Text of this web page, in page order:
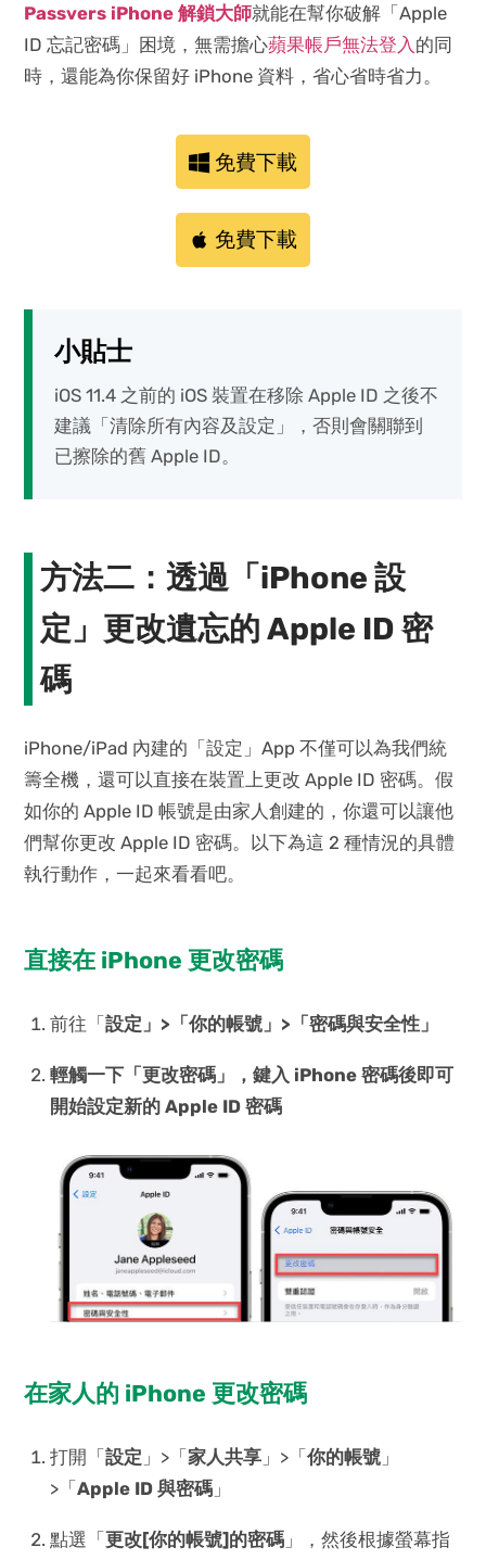
Passvers iPhone 解鎖大師就能在幫你破解「Apple
ID 忘記密碼」困境，無需擔心蘋果帳戶無法登入 的同
時，還能為你保留好 iPhone 資料，省心省時省力。
免費下載
免費下載
小貼士
iOS 11.4 之前的 iOS 裝置在移除 Apple ID 之後不
建議「清除所有內容及設定」，否則會關聯到
已擦除的舊 Apple ID。
方法二：透過「iPhone 設
定」更改遺忘的 Apple ID 密
碼
iPhone/iPad 內建的「設定」App 不僅可以為我們統
籌全機，還可以直接在裝置上更改 Apple ID 密碼。假
如你的 Apple ID 帳號是由家人創建的，你還可以讓他
們幫你更改 Apple ID 密碼。以下為這 2 種情況的具體
執行動作，一起來看看吧。
直接在 iPhone 更改密碼
前往「設定」>「你的帳號 」>「密碼與安全性 」
輕觸一下「更改密碼 」，鍵入 iPhone 密碼後即可
開始設定新的 Apple ID 密碼
在家人的 iPhone 更改密碼
打開「設定 」>「家人共享 」>「你的帳號 」
>「Apple ID 與密碼 」
點選「更改[你的帳號]的密碼 」，然後根據螢幕指